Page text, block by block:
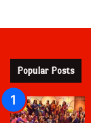
Popular Posts